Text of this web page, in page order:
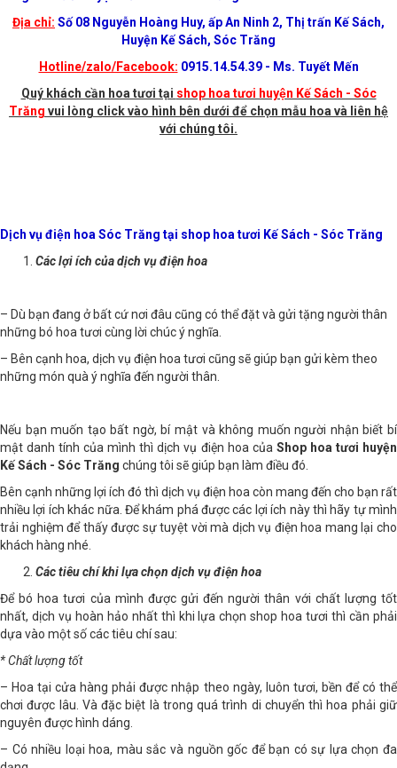
hàng hoa tươi huyện Kế Sách - Sóc Trăng
Địa chỉ: Số 08 Nguyễn Hoàng Huy, ấp An Ninh 2, Thị trấn Kế Sách,
Huyện Kế Sách, Sóc Trăng
Hotline/zalo/Facebook:
0915.14.54.39 - Ms. Tuyết Mến
Quý khách cần hoa tươi tạishop hoa tươi huyện Kế Sách - Sóc
Trăngvui lòng click vào hình bên dưới để chọn mẫu hoa và liên hệ
với chúng tôi.
Dịch vụ điện hoa Sóc Trăng tại shop hoa tươi Kế Sách - Sóc Trăng
Các lợi ích của dịch vụ điện hoa
– Dù bạn đang ở bất cứ nơi đâu cũng có thể đặt và gửi tặng người thân
những bó hoa tươi cùng lời chúc ý nghĩa.
– Bên cạnh hoa, dịch vụ điện hoa tươi cũng sẽ giúp bạn gửi kèm theo
những món quà ý nghĩa đến người thân.
Nếu bạn muốn tạo bất ngờ, bí mật và không muốn người nhận biết bí
mật danh tính của mình thì dịch vụ điện hoa củaShop hoa tươi huyện
Kế Sách - Sóc Trăng chúng tôi sẽ giúp bạn làm điều đó.
Bên cạnh những lợi ích đó thì dịch vụ điện hoa còn mang đến cho bạn rất
nhiều lợi ích khác nữa. Để khám phá được các lợi ích này thì hãy tự mình
trải nghiệm để thấy được sự tuyệt vời mà dịch vụ điện hoa mang lại cho
khách hàng nhé.
Các tiêu chí khi lựa chọn dịch vụ điện hoa
Để bó hoa tươi của mình được gửi đến người thân với chất lượng tốt
nhất, dịch vụ hoàn hảo nhất thì khi lựa chọn shop hoa tươi thì cần phải
dựa vào một số các tiêu chí sau:
* Chất lượng tốt
– Hoa tại cửa hàng phải được nhập theo ngày, luôn tươi, bền để có thể
chơi được lâu. Và đặc biệt là trong quá trình di chuyển thì hoa phải giữ
nguyên được hình dáng.
– Có nhiều loại hoa, màu sắc và nguồn gốc để bạn có sự lựa chọn đa